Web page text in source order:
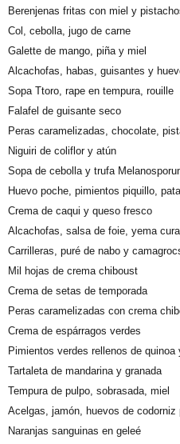
Berenjenas fritas con miel y
Col, cebolla, jugo de carne
Galette de mango, piña y miel
Alcachofas, habas, guisantes y
Sopa Ttoro, rape en tempura, rouille
Falafel de guisante seco
Peras caramelizadas, chocolate,
Niguiri de coliflor y atún
Sopa de cebolla y trufa
Huevo poche, pimientos piquillo,
Crema de caqui y queso fresco
Alcachofas, salsa de foie, yema
Carrilleras, puré de nabo y
Mil hojas de crema chiboust
Crema de setas de temporada
Peras caramelizadas con crema
Crema de espárragos verdes
Pimientos verdes rellenos de quinoa
Tartaleta de mandarina y granada
Tempura de pulpo, sobrasada, miel
Acelgas, jamón, huevos de codorniz
Naranjas sanguinas en geleé